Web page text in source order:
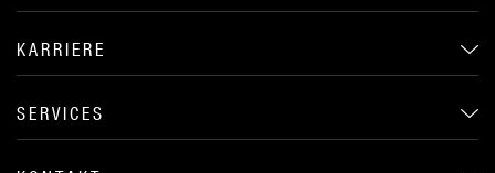
KARRIERE
SERVICES